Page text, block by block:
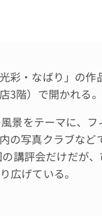
彩・なばり」の作
3階）で開かれる。
景をテーマに、
の写真クラブなど
講評会だけだが
広げている。